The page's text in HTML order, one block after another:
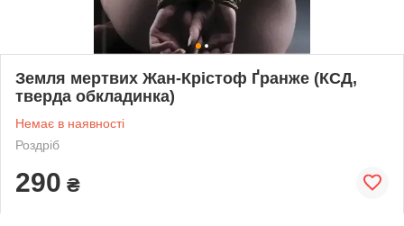
Земля мертвих Жан-Крістоф Ґранже (КСД,
тверда обкладинка)
Немає в наявності
Роздріб
290 ₴